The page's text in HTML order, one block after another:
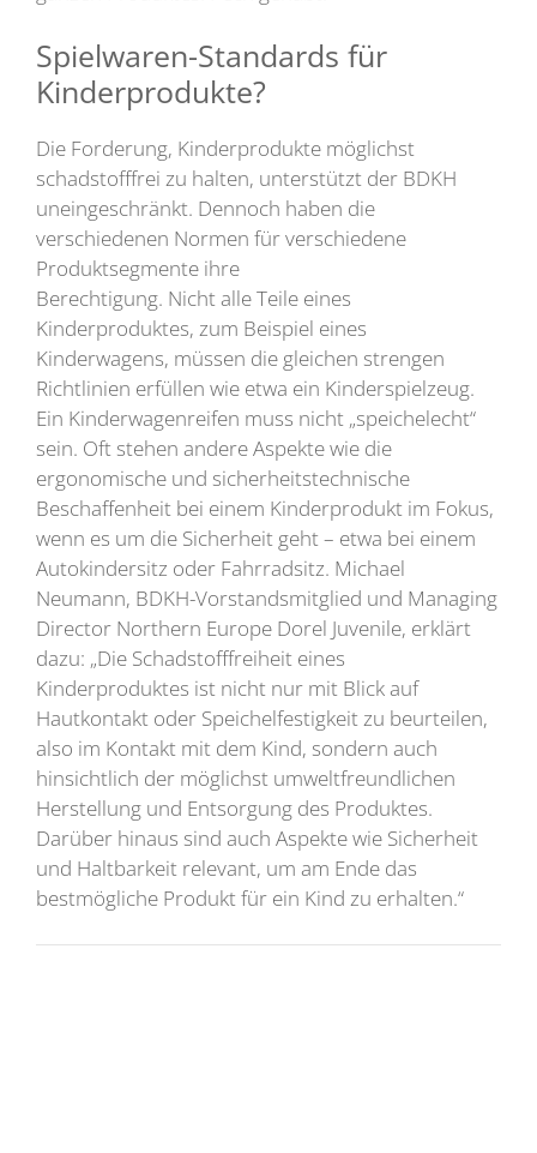
Spielwaren-Standards für
Kinderprodukte?
Die Forderung, Kinderprodukte möglichst
schadstofffrei zu halten, unterstützt der BDKH
uneingeschränkt. Dennoch haben die
verschiedenen Normen für verschiedene
Produktsegmente ihre
Berechtigung. Nicht alle Teile eines
Kinderproduktes, zum Beispiel eines
Kinderwagens, müssen die gleichen strengen
Richtlinien erfüllen wie etwa ein Kinderspielzeug.
Ein Kinderwagenreifen muss nicht „speichelecht“
sein. Oft stehen andere Aspekte wie die
ergonomische und sicherheitstechnische
Beschaffenheit bei einem Kinderprodukt im Fokus,
wenn es um die Sicherheit geht – etwa bei einem
Autokindersitz oder Fahrradsitz. Michael
Neumann, BDKH-Vorstandsmitglied und Managing
Director Northern Europe Dorel Juvenile, erklärt
dazu: „Die Schadstofffreiheit eines
Kinderproduktes ist nicht nur mit Blick auf
Hautkontakt oder Speichelfestigkeit zu beurteilen,
also im Kontakt mit dem Kind, sondern auch
hinsichtlich der möglichst umweltfreundlichen
Herstellung und Entsorgung des Produktes.
Darüber hinaus sind auch Aspekte wie Sicherheit
und Haltbarkeit relevant, um am Ende das
bestmögliche Produkt für ein Kind zu erhalten.“